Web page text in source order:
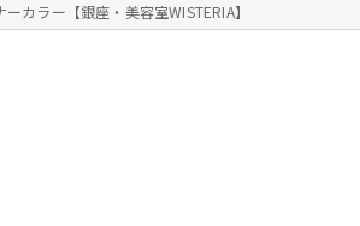
ーカラー【銀座・美容室WISTERIA】